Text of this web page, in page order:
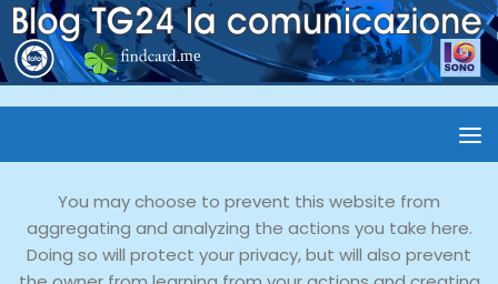
You may choose to prevent this website from
aggregating and analyzing the actions you take here.
Doing so will protect your privacy, but will also prevent